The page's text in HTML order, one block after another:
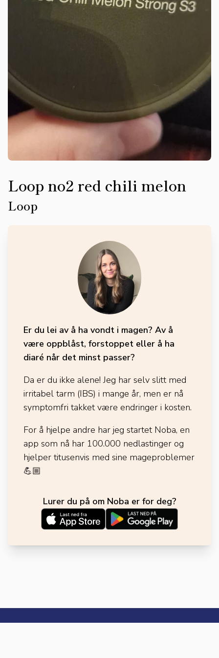
Loop no2 red chili melon
Loop
Er du lei av å ha vondt i magen? Av å
være oppblåst, forstoppet eller å ha
diaré når det minst passer?
Da er du ikke alene! Jeg har selv slitt med
irritabel tarm (IBS) i mange år, men er nå
symptomfri takket være endringer i kosten.
For å hjelpe andre har jeg startet Noba, en
app som nå har 100.000 nedlastinger og
hjelper titusenvis med sine mageproblemer
💪🏼
Lurer du på om Noba er for deg?